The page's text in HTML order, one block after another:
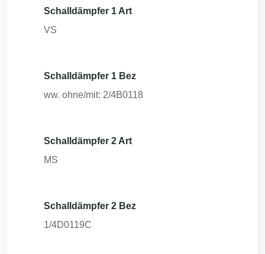
Schalldämpfer 1 Art
VS
Schalldämpfer 1 Bez
ww. ohne/mit: 2/4B0118
Schalldämpfer 2 Art
MS
Schalldämpfer 2 Bez
1/4D0119C